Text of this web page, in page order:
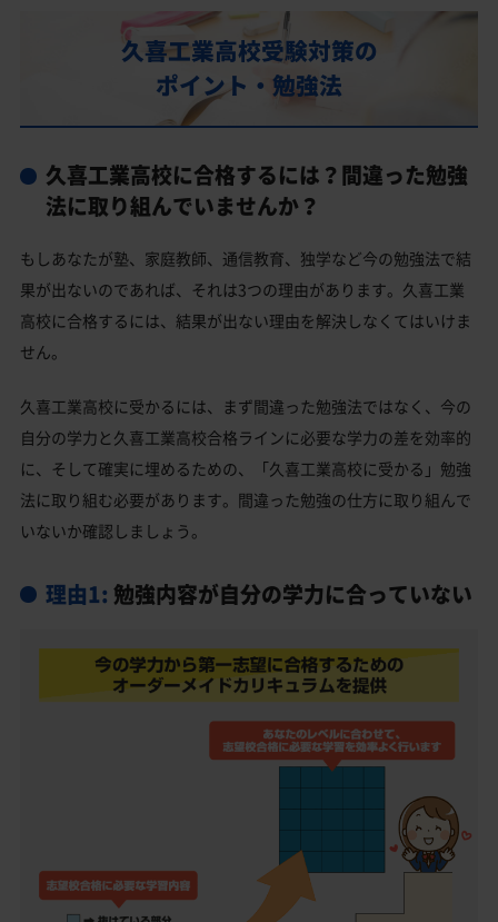
久喜工業高校の偏差値
久喜工業高校合格に必要な内申点の目安
内申点の計算方法
久喜工業高校の所在地・アクセス
久喜工業高校卒業生の主な大学進学実績
私立大学
久喜工業高校と偏差値が近い公立高校一覧
久喜工業高校受験生からのよくある質問
久喜工業高校受験対策の
ポイント・勉強法
久喜工業高校に合格するには？間違った勉強
法に取り組んでいませんか？
もしあなたが塾、家庭教師、通信教育、独学など今の勉強法で結
果が出ないのであれば、それは3つの理由があります。久喜工業
高校に合格するには、結果が出ない理由を解決しなくてはいけま
せん。
久喜工業高校に受かるには、まず間違った勉強法ではなく、今の
自分の学力と久喜工業高校合格ラインに必要な学力の差を効率的
に、そして確実に埋めるための、「久喜工業高校に受かる」勉強
法に取り組む必要があります。間違った勉強の仕方に取り組んで
いないか確認しましょう。
理由1: 勉強内容が自分の学力に合っていない